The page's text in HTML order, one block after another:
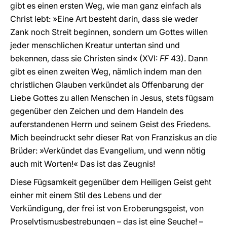
gibt es einen ersten Weg, wie man ganz einfach als
Christ lebt: »Eine Art besteht darin, dass sie weder
Zank noch Streit beginnen, sondern um Gottes willen
jeder menschlichen Kreatur untertan sind und
bekennen, dass sie Christen sind« (XVI: FF 43). Dann
gibt es einen zweiten Weg, nämlich indem man den
christlichen Glauben verkündet als Offenbarung der
Liebe Gottes zu allen Menschen in Jesus, stets fügsam
gegenüber den Zeichen und dem Handeln des
auferstandenen Herrn und seinem Geist des Friedens.
Mich beeindruckt sehr dieser Rat von Franziskus an die
Brüder: »Verkündet das Evangelium, und wenn nötig
auch mit Worten!« Das ist das Zeugnis!
Diese Fügsamkeit gegenüber dem Heiligen Geist geht
einher mit einem Stil des Lebens und der
Verkündigung, der frei ist von Eroberungsgeist, von
Proselytismusbestrebungen – das ist eine Seuche! –